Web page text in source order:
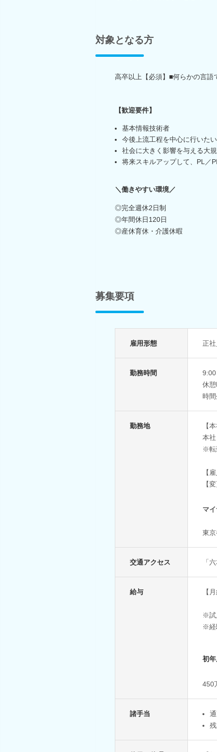
対象となる方
高卒以上【必須】■何らかの言語
【歓迎要件】
基本情報技術者
今後上流工程を中心に行いた
社会に大きく影響を与える大
将来スキルアップして、PL／
＼働きやすい環境／
◎完全週休2日制
◎年間休日120日
◎産休育休・介護休暇
募集要項
雇用形態 正
勤務時間
休
時
勤務地
【
本
※転
【
【
マ
東
交通アクセス 「
給与 【
※試
※経
初
450
諸手当